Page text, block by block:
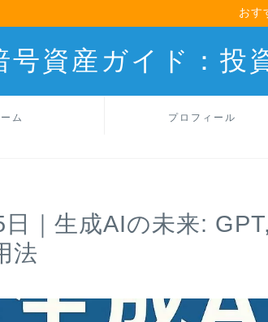
おす
号資産ガイド：投
ム プロフィール
｜生成AIの未来:
法